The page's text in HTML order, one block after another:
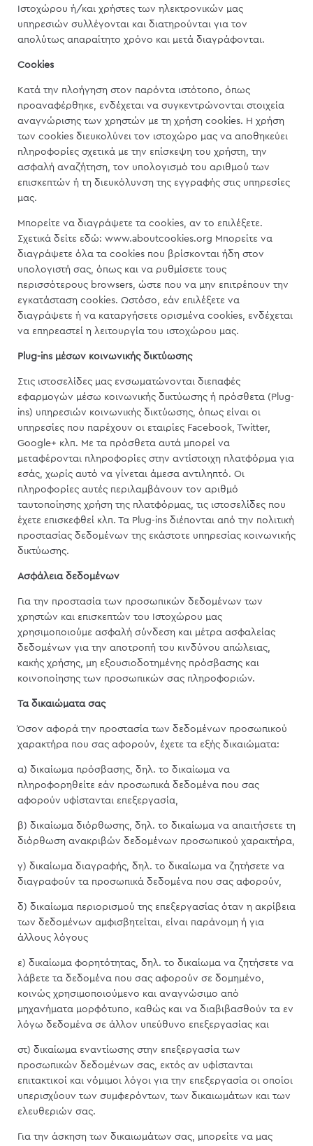
Ιστοχώρου ή/και χρήστες των ηλεκτρονικών μας
υπηρεσιών συλλέγονται και διατηρούνται για τον
απολύτως απαραίτητο χρόνο και μετά διαγράφονται.
Cookies
Κατά την πλοήγηση στον παρόντα ιστότοπο, όπως
προαναφέρθηκε, ενδέχεται να συγκεντρώνονται στοιχεία
αναγνώρισης των χρηστών με τη χρήση cookies. Η χρήση
των cookies διευκολύνει τον ιστοχώρο μας να αποθηκεύει
πληροφορίες σχετικά με την επίσκεψη του χρήστη, την
ασφαλή αναζήτηση, τον υπολογισμό του αριθμού των
επισκεπτών ή τη διευκόλυνση της εγγραφής στις υπηρεσίες
μας.
Μπορείτε να διαγράψετε τα cookies, αν το επιλέξετε.
Σχετικά δείτε εδώ: www.aboutcookies.org Μπορείτε να
διαγράψετε όλα τα cookies που βρίσκονται ήδη στον
υπολογιστή σας, όπως και να ρυθμίσετε τους
περισσότερους browsers, ώστε που να μην επιτρέπουν την
εγκατάσταση cookies. Ωστόσο, εάν επιλέξετε να
διαγράψετε ή να καταργήσετε ορισμένα cookies, ενδέχεται
να επηρεαστεί η λειτουργία του ιστοχώρου μας.
Plug-ins μέσων κοινωνικής δικτύωσης
Στις ιστοσελίδες μας ενσωματώνονται διεπαφές
εφαρμογών μέσω κοινωνικής δικτύωσης ή πρόσθετα (Plug-
ins) υπηρεσιών κοινωνικής δικτύωσης, όπως είναι οι
υπηρεσίες που παρέχουν οι εταιρίες Facebook, Twitter,
Google+ κλπ. Με τα πρόσθετα αυτά μπορεί να
μεταφέρονται πληροφορίες στην αντίστοιχη πλατφόρμα για
εσάς, χωρίς αυτό να γίνεται άμεσα αντιληπτό. Οι
πληροφορίες αυτές περιλαμβάνουν τον αριθμό
ταυτοποίησης χρήση της πλατφόρμας, τις ιστοσελίδες που
έχετε επισκεφθεί κλπ. Τα Plug-ins διέπονται από την πολιτική
προστασίας δεδομένων της εκάστοτε υπηρεσίας κοινωνικής
δικτύωσης.
Ασφάλεια δεδομένων
Για την προστασία των προσωπικών δεδομένων των
χρηστών και επισκεπτών του Ιστοχώρου μας
χρησιμοποιούμε ασφαλή σύνδεση και μέτρα ασφαλείας
δεδομένων για την αποτροπή του κινδύνου απώλειας,
κακής χρήσης, μη εξουσιοδοτημένης πρόσβασης και
κοινοποίησης των προσωπικών σας πληροφοριών.
Τα δικαιώματα σας
Όσον αφορά την προστασία των δεδομένων προσωπικού
χαρακτήρα που σας αφορούν, έχετε τα εξής δικαιώματα:
α) δικαίωμα πρόσβασης, δηλ. το δικαίωμα να
πληροφορηθείτε εάν προσωπικά δεδομένα που σας
αφορούν υφίστανται επεξεργασία,
β) δικαίωμα διόρθωσης, δηλ. το δικαίωμα να απαιτήσετε τη
διόρθωση ανακριβών δεδομένων προσωπικού χαρακτήρα,
γ) δικαίωμα διαγραφής, δηλ. το δικαίωμα να ζητήσετε να
διαγραφούν τα προσωπικά δεδομένα που σας αφορούν,
δ) δικαίωμα περιορισμού της επεξεργασίας όταν η ακρίβεια
των δεδομένων αμφισβητείται, είναι παράνομη ή για
άλλους λόγους
ε) δικαίωμα φορητότητας, δηλ. το δικαίωμα να ζητήσετε να
λάβετε τα δεδομένα που σας αφορούν σε δομημένο,
κοινώς χρησιμοποιούμενο και αναγνώσιμο από
μηχανήματα μορφότυπο, καθώς και να διαβιβασθούν τα εν
λόγω δεδομένα σε άλλον υπεύθυνο επεξεργασίας και
στ) δικαίωμα εναντίωσης στην επεξεργασία των
προσωπικών δεδομένων σας, εκτός αν υφίστανται
επιτακτικοί και νόμιμοι λόγοι για την επεξεργασία οι οποίοι
υπερισχύουν των συμφερόντων, των δικαιωμάτων και των
ελευθεριών σας.
Για την άσκηση των δικαιωμάτων σας, μπορείτε να μας